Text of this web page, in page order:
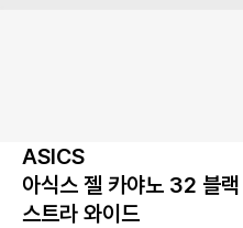
ASICS
아식스 젤 카야노 32 블
스트라 와이드